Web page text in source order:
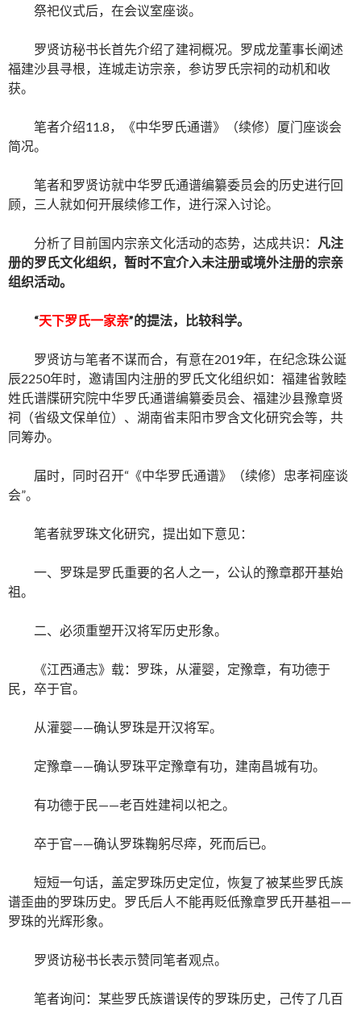
祭祀仪式后，在会议室座谈。
罗贤访秘书长首先介绍了建祠概况。罗成龙董事长阐述
福建沙县寻根，连城走访宗亲，参访罗氏宗祠的动机和收
获。
笔者介绍11.8，《中华罗氏通谱》（续修）厦门座谈会
简况。
笔者和罗贤访就中华罗氏通谱编纂委员会的历史进行回
顾，三人就如何开展续修工作，进行深入讨论。
分析了目前国内宗亲文化活动的态势，达成共识：
凡注
册的罗氏文化组织，暂时不宜介入未注册或境外注册的宗亲
组织活动。
“天下罗氏一家亲”的提法，比较科学。
罗贤访与笔者不谋而合，有意在2019年，在纪念珠公诞
辰2250年时，邀请国内注册的罗氏文化组织如：福建省敦睦
姓氏谱牒研究院中华罗氏通谱编纂委员会、福建沙县豫章贤
祠（省级文保单位）、湖南省耒阳市罗含文化研究会等，共
同筹办。
届时，同时召开“《中华罗氏通谱》（续修）忠孝祠座谈
会”。
笔者就罗珠文化研究，提出如下意见：
一、罗珠是罗氏重要的名人之一，公认的豫章郡开基始
祖。
二、必须重塑开汉将军历史形象。
《江西通志》载：罗珠，从灌婴，定豫章，有功德于
民，卒于官。
从灌婴——确认罗珠是开汉将军。
定豫章——确认罗珠平定豫章有功，建南昌城有功。
有功德于民——老百姓建祠以祀之。
卒于官——确认罗珠鞠躬尽瘁，死而后已。
短短一句话，盖定罗珠历史定位，恢复了被某些罗氏族
谱歪曲的罗珠历史。罗氏后人不能再贬低豫章罗氏开基祖——
罗珠的光辉形象。
罗贤访秘书长表示赞同笔者观点。
笔者询问：某些罗氏族谱误传的罗珠历史，己传了几百